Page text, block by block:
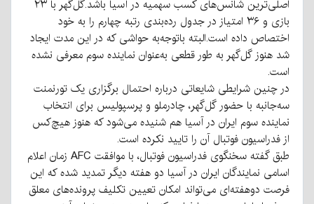
اصلی‌ترین شانس‌های کسب سهمیه در آسیا باشد.
گل‌گهر با ۲۳
بازی و ۳۶ امتیاز در جدول رده‌بندی رتبه چهارم را به خود
اختصاص داده است.البته باتوجه‌به حواشی که در این مدت ایجاد
شد هنوز گل‌گهر به طور قطعی به‌عنوان نماینده سوم معرفی نشده
است.
در چنین شرایطی شایعاتی درباره احتمال برگزاری یک تورنمنت
سه‌جانبه با حضور گل‌گهر، چادرملو و پرسپولیس برای انتخاب
نماینده سوم ایران در آسیا هم شنیده می‌شود که هنوز هیچ‌کس
از فدراسیون فوتبال آن را تایید نکرده است.
طبق گفته سخنگوی فدراسیون فوتبال، با موافقت AFC زمان اعلام
اسامی نمایندگان ایران در آسیا دو هفته دیگر تمدید شده که این
فرصت دوهفته‌ای می‌تواند امکان تعیین تکلیف پرونده‌های معلق